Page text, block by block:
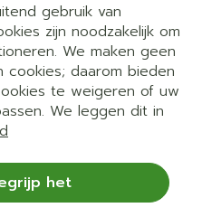
gebruik van
zijn noodzakelijk om
We maken geen
daarom bieden
te weigeren of uw
We leggen dit in
het